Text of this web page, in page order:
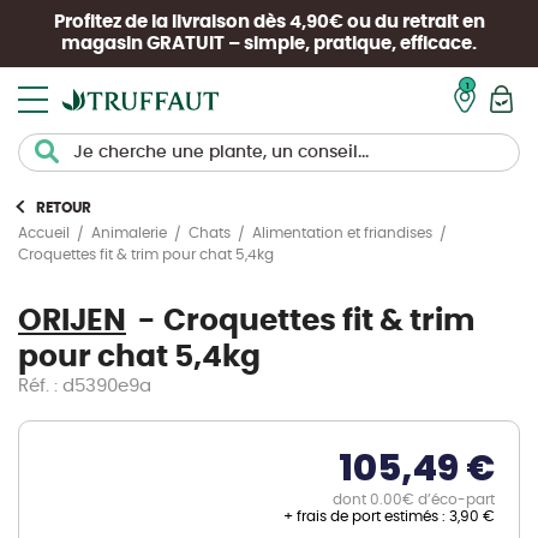
Profitez de la livraison dès 4,90€ ou du retrait en
magasin GRATUIT – simple, pratique, efficace.
RETOUR
Accueil
Animalerie Chats
Alimentation et friandises
Croquettes fit & trim pour chat 5,4kg
ORIJEN
Croquettes fit & trim
pour chat 5,4kg
Réf. : d5390e9a
105,49 €
dont 0.00€ d’éco-part
+ frais de port estimés : 3,90 €